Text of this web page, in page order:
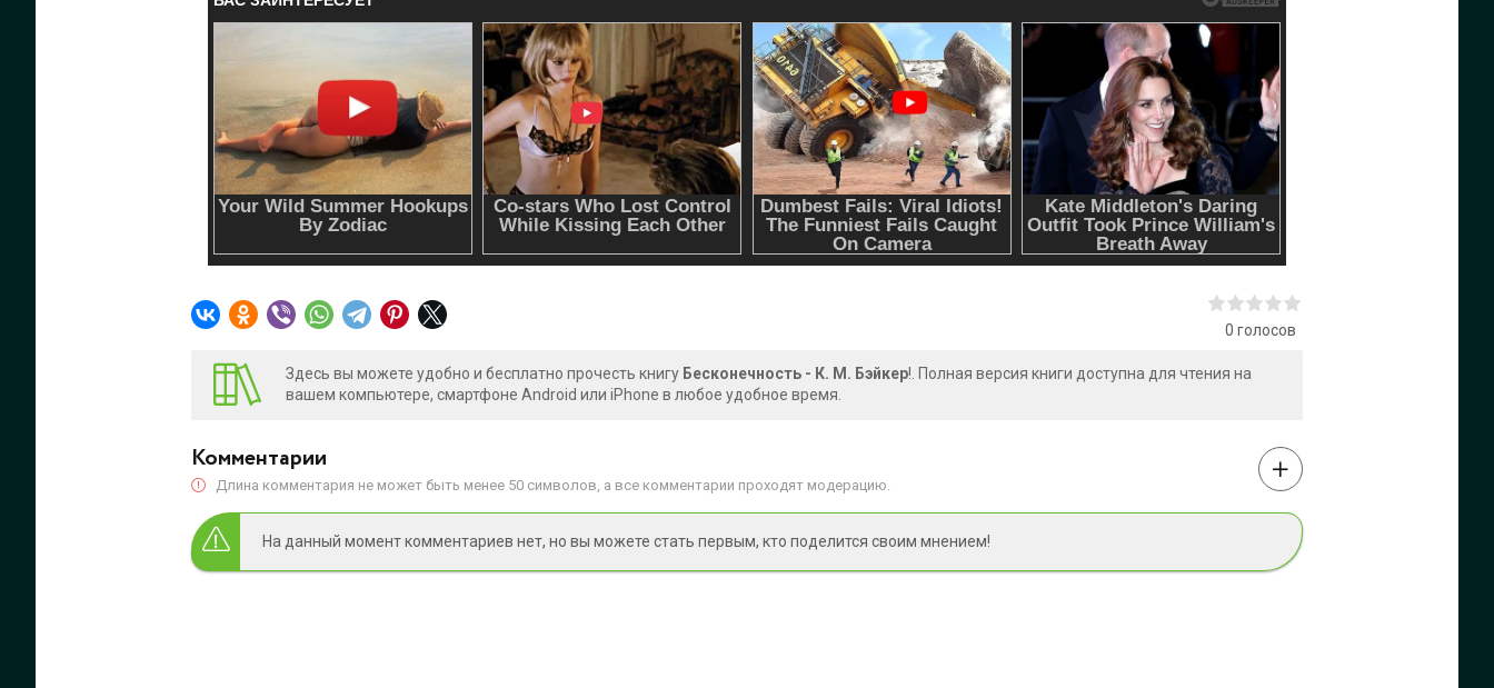
0 голосов
Здесь вы можете удобно и бесплатно прочесть книгу Бесконечность - К. М. Бэйкер!. Полная версия книги доступна для чтения на
вашем компьютере, смартфоне Android или iPhone в любое удобное время.
Комментарии
Длина комментария не может быть менее 50 символов, а все комментарии проходят модерацию.
На данный момент комментариев нет, но вы можете стать первым, кто поделится своим мнением!